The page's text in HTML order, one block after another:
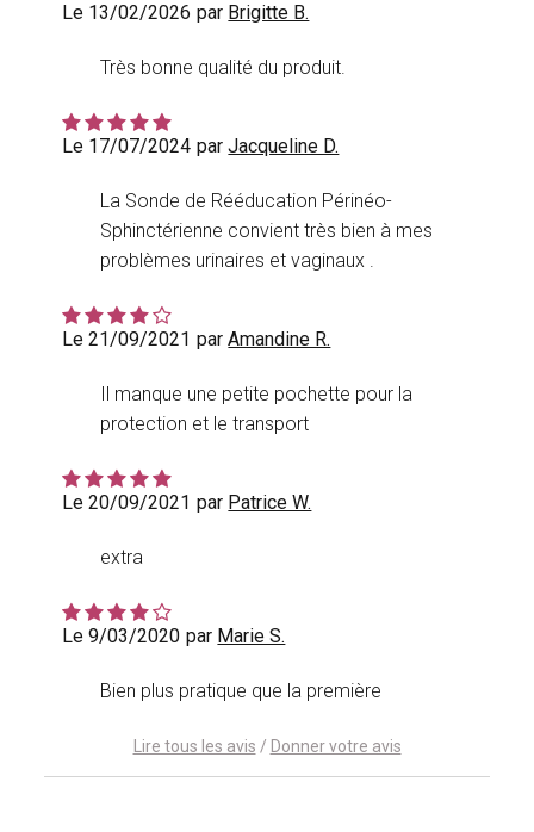
Le 13/02/2026 par Brigitte B.
Très bonne qualité du produit.
Le 17/07/2024 parJacqueline D.
La Sonde de Rééducation Périnéo-
Sphinctérienne convient très bien à mes
problèmes urinaires et vaginaux .
Le 21/09/2021 parAmandine R.
Il manque une petite pochette pour la
protection et le transport
Le 20/09/2021 par Patrice W.
extra
Le 9/03/2020 par Marie S.
Bien plus pratique que la première
Lire tous les avis / Donner votre avis